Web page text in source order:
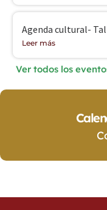
Agenda cultural-
Leer más
Ver todos los